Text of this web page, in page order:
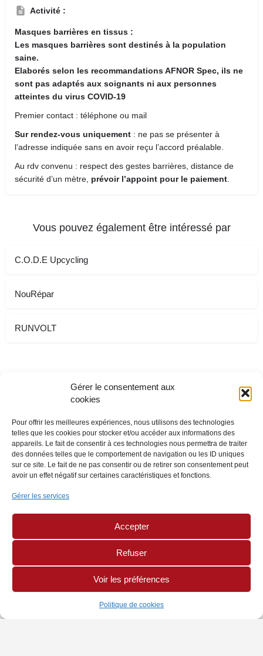
Gérer le consentement aux
cookies
Pour offrir les meilleures expériences, nous utilisons des technologies
telles que les cookies pour stocker et/ou accéder aux informations des
appareils. Le fait de consentir à ces technologies nous permettra de traiter
des données telles que le comportement de navigation ou les ID uniques
sur ce site. Le fait de ne pas consentir ou de retirer son consentement peut
avoir un effet négatif sur certaines caractéristiques et fonctions.
Gérer les services
Accepter
Refuser
Voir les préférences
Politique de cookies
Activité :
Masques barrières en tissus :
Les masques barrières sont destinés à la population
saine.
Elaborés selon les recommandations AFNOR Spec, ils ne
sont pas adaptés aux soignants ni aux personnes
atteintes du virus COVID-19
Premier contact : téléphone ou mail
Sur rendez-vous uniquement : ne pas se présenter à
l’adresse indiquée sans en avoir reçu l’accord préalable.
Au rdv convenu : respect des gestes barrières, distance de
sécurité d’un mètre, prévoir l’appoint pour le paiement
Vous pouvez également être intéressé par
C.O.D.E Upcycling
NouRépar
RUNVOLT